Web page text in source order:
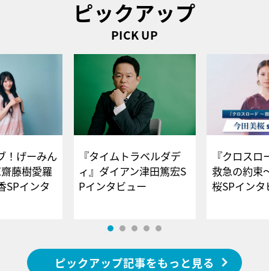
ピックアップ
PICK UP
！げーみん
藤樹愛羅
SPインタ
『タイムトラベルダデ
ィ』ダイアン津田篤宏S
Pインタビュー
『クロス
救急の約束
桜SPイ
ピックアップ記事をもっと見る